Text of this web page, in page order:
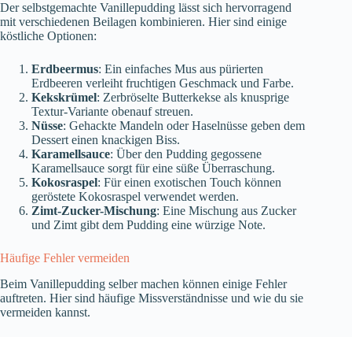
Der selbstgemachte Vanillepudding lässt sich hervorragend
mit verschiedenen Beilagen kombinieren. Hier sind einige
köstliche Optionen:
Erdbeermus: Ein einfaches Mus aus pürierten
Erdbeeren verleiht fruchtigen Geschmack und Farbe.
Kekskrümel: Zerbröselte Butterkekse als knusprige
Textur-Variante obenauf streuen.
Nüsse: Gehackte Mandeln oder Haselnüsse geben dem
Dessert einen knackigen Biss.
Karamellsauce: Über den Pudding gegossene
Karamellsauce sorgt für eine süße Überraschung.
Kokosraspel: Für einen exotischen Touch können
geröstete Kokosraspel verwendet werden.
Zimt-Zucker-Mischung: Eine Mischung aus Zucker
und Zimt gibt dem Pudding eine würzige Note.
Häufige Fehler vermeiden
Beim Vanillepudding selber machen können einige Fehler
auftreten. Hier sind häufige Missverständnisse und wie du sie
vermeiden kannst.